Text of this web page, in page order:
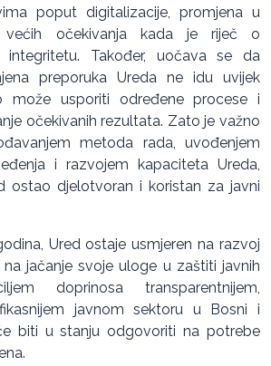
poput digitalizacije, promjena u
očekivanja kada je riječ o
integritetu. Također, uočava se da
preporuka Ureda ne idu uvijek
može usporiti određene procese i
očekivanih rezultata. Zato je važno
metoda rada, uvođenjem
i razvojem kapaciteta Ureda,
ostao djelotvoran i koristan za javni
Ured ostaje usmjeren na razvoj
jačanje svoje uloge u zaštiti javnih
doprinosa transparentnijem,
javnom sektoru u Bosni i
biti u stanju odgovoriti na potrebe